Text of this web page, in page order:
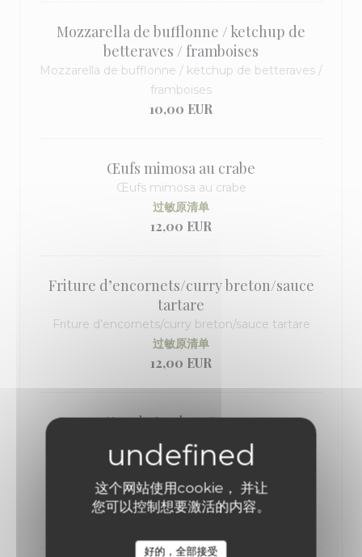
这个网站使用cookie， 并让
您可以控制想要激活的内容。
好的，全部接受
Mozzarella de bufflonne / ketchup de
betteraves / framboises
Mozzarella de bufflonne / ketchup de betteraves /
framboises
10,00 EUR
Œufs mimosa au crabe
Œufs mimosa au crabe
过敏原清单
12,00 EUR
Friture d’encornets/curry breton/sauce
tartare
Friture d’encornets/curry breton/sauce tartare
过敏原清单
12,00 EUR
Croquettes de Jambon Serrano /mayo
paprika fumé
Croquettes de Jambon Serrano /mayo paprika
fumé
过敏原清单
12,00 EUR